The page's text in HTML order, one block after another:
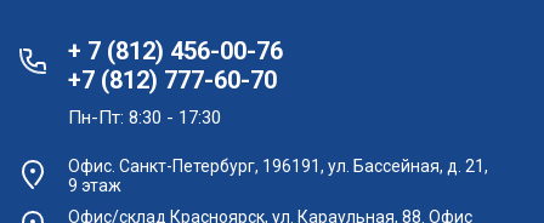
+ 7 (812) 456-00-76
+7 (812) 777-60-70
Пн-Пт: 8:30 - 17:30
Офис. Санкт-Петербург, 196191, ул. Бассейная, д. 21,
9 этаж
Офис/склад Красноярск, ул. Караульная, 88. Офис